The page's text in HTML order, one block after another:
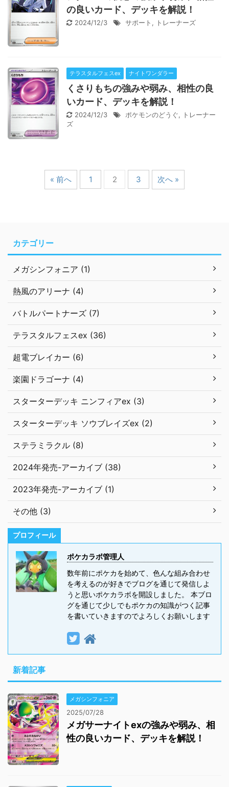
の良いカード、デッキを解説！
2024/12/3 サポート , トレーナーズ
テラスタルフェスex ナイトワンダラー
くさりもちの強みや弱み、相性の良
いカード、デッキを解説！
2024/12/3 ポケモンのどうぐ, トレーナー
ズ
« 前へ 1 2 3 次へ »
カテゴリー
メガシンフォニア (1)
熱風のアリーナ (4)
バトルパートナーズ (7)
テラスタルフェスex (36)
超電ブレイカー (6)
楽園ドラゴーナ (4)
スターターデッキ ニンフィアex (3)
スターターデッキ ソウブレイズex (2)
ステラミラクル (8)
2024年発売-アーカイブ (38)
2023年発売-アーカイブ (1)
その他 (3)
プロフィール
ポケカラボ管理人
数年前にポケカを始めて、色んな組み合わせ
を考えるのが好きでブログを通じて発信しよ
うと思いポケカラボを開設しました。 本ブロ
グを通じて少しでもポケカの知識がつく記事
を書いていきますのでよろしくお願いします
新着記事
メガシンフォニア
2025/07/28
メガサーナイトexの強みや弱み、相
性の良いカード、デッキを解説！